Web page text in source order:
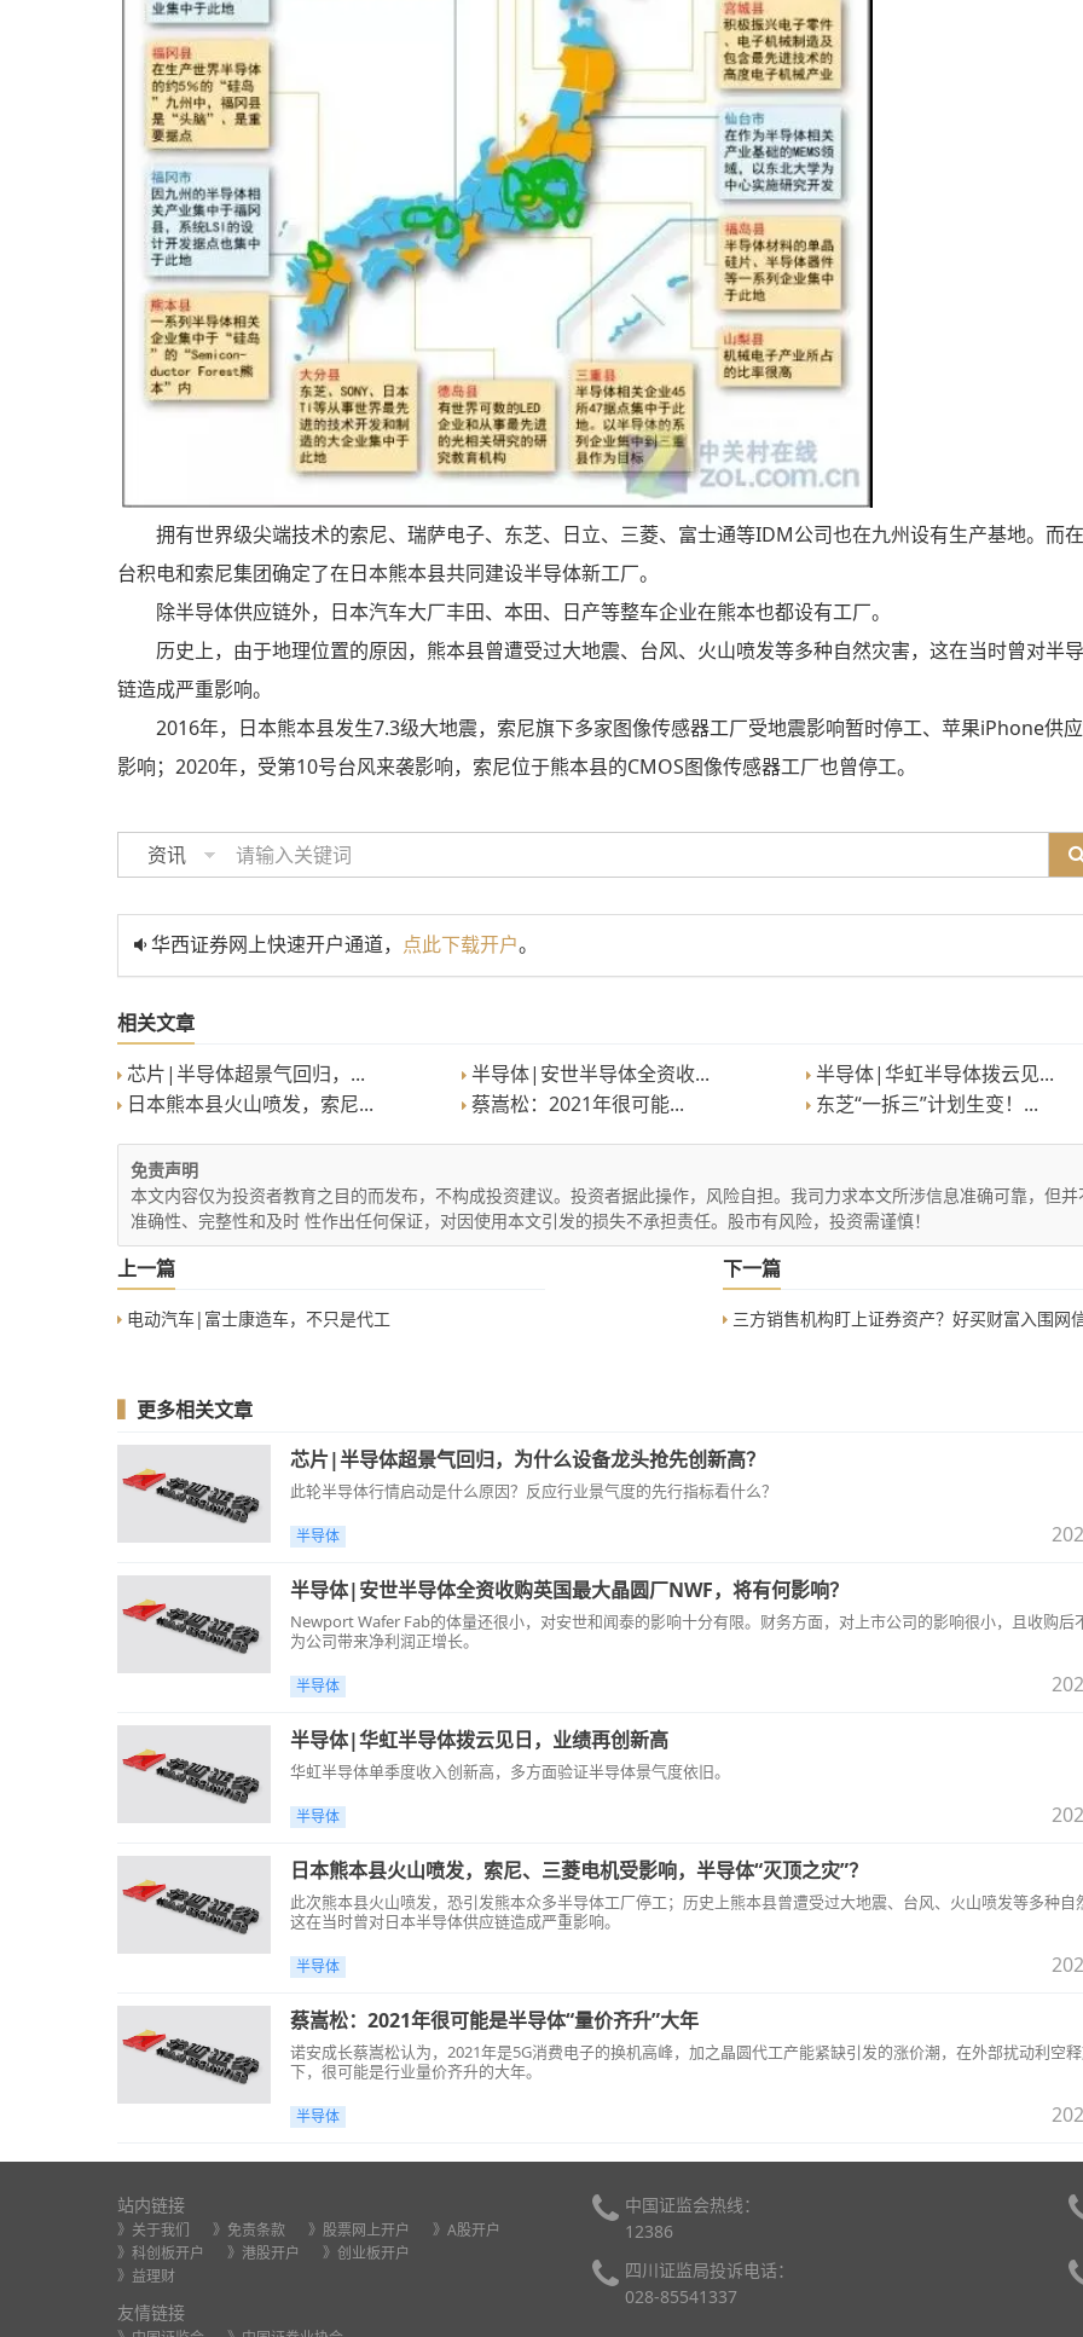
拥有世界级尖端技术的索尼、瑞萨电子、东芝、日立、三菱、富士通等IDM公司也在九州设有生产基地。而在
台积电和索尼集团确定了在日本熊本县共同建设半导体新工厂。
除半导体供应链外，日本汽车大厂丰田、本田、日产等整车企业在熊本也都设有工厂。
历史上，由于地理位置的原因，熊本县曾遭受过大地震、台风、火山喷发等多种自然灾害，这在当时曾对半
链造成严重影响。
2016年，日本熊本县发生7.3级大地震，索尼旗下多家图像传感器工厂受地震影响暂时停工、苹果iPhone供
影响；2020年，受第10号台风来袭影响，索尼位于熊本县的CMOS图像传感器工厂也曾停工。
资讯
华西证券网上快速开户通道， 点此下载开户。
相关文章
芯片|半导体超景气回归，...
半导体|安世半导体全资收...
半导体|华虹半导体拨云见...
日本熊本县火山喷发，索尼...
蔡嵩松：2021年很可能... 东芝“一拆三”计划生变！...
免责声明
本文内容仅为投资者教育之目的而发布，不构成投资建议。投资者据此操作，风险自担。我司力求本文所涉信息准确可靠，但并
准确性、完整性和及时 性作出任何保证，对因使用本文引发的损失不承担责任。股市有风险，投资需谨慎！
上一篇
电动汽车|富士康造车，不只是代工
下一篇
三方销售机构盯上证券资产？好买财富入围网信证券破产重整投
更多相关文章
芯片|半导体超景气回归，为什么设备龙头抢先创新高？
此轮半导体行情启动是什么原因？反应行业景气度的先行指标看什么？
半导体
半导体|安世半导体全资收购英国最大晶圆厂NWF，将有何影响？
Newport Wafer Fab的体量还很小，对安世和闻泰的影响十分有限。财务方面，对上市公司的影响很小，且收购后
为公司带来净利润正增长。
半导体
半导体|华虹半导体拨云见日，业绩再创新高
华虹半导体单季度收入创新高，多方面验证半导体景气度依旧。
半导体
日本熊本县火山喷发，索尼、三菱电机受影响，半导体“灭顶之灾”？
此次熊本县火山喷发，恐引发熊本众多半导体工厂停工；历史上熊本县曾遭受过大地震、台风、火山喷发等多种自
这在当时曾对日本半导体供应链造成严重影响。
半导体
蔡嵩松：2021年很可能是半导体“量价齐升”大年
诺安成长蔡嵩松认为，2021年是5G消费电子的换机高峰，加之晶圆代工产能紧缺引发的涨价潮，在外部扰动利空
下，很可能是行业量价齐升的大年。
半导体
站内链接
》关于我们 》免责条款 》股票网上开户
》A股开户
》科创板开户
》港股开户
》创业板开户
》益理财
友情链接
中国证监会热线：
12386
四川证监局投诉电话：
028-85541337